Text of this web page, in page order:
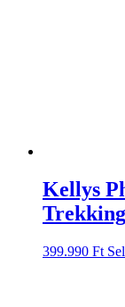
Kellys
399.990 Ft